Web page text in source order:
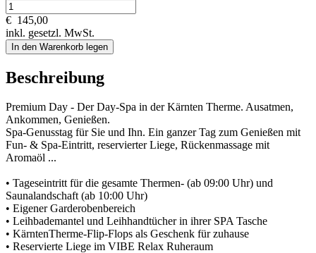
€ 145,00
inkl. gesetzl. MwSt.
In den Warenkorb legen
Beschreibung
Premium Day - Der Day-Spa in der Kärnten Therme. Ausatmen,
Ankommen, Genießen.
Spa-Genusstag für Sie und Ihn. Ein ganzer Tag zum Genießen mit
Fun- & Spa-Eintritt, reservierter Liege, Rückenmassage mit
Aromaöl ...
• Tageseintritt für die gesamte Thermen- (ab 09:00 Uhr) und
Saunalandschaft (ab 10:00 Uhr)
• Eigener Garderobenbereich
• Leihbademantel und Leihhandtücher in ihrer SPA Tasche
• KärntenTherme-Flip-Flops als Geschenk für zuhause
• Reservierte Liege im VIBE Relax Ruheraum